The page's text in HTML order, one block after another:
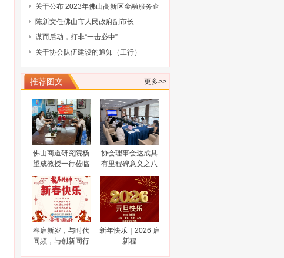
业大赛评选结果的通知
陈新文任佛山市人民政府副市长
谋而后动，打非“一击必中”
关于协会队伍建设的通知（工行）
关于协会队伍建设的通知（奥博信息）
广东省科学技术厅关于征集2025浦江创
新论坛—全球技术转移大会参展项目
广东省科学技术厅关于组织参加2025中
业家智库成员（第三批）名单的通告
工业和信息化部办公厅关于开展2024年
工业废水循环利用典型案例征集工作的
通知
2024“创客广东”南海区域赛火热报名中
关于公布 2023年佛山高新区金融服务企
业大赛评选结果的通知
陈新文任佛山市人民政府副市长
关于协会队伍建设的通知（工行）
关于协会队伍建设的通知（奥博信息）
更多>>
推荐图文
佛山商道研究院杨
望成教授一行莅临
会调研指导
协会理事会达成具
有里程碑意义之八
春启新岁，与时代
同频，与创新同行
新年快乐｜2026 启
新程